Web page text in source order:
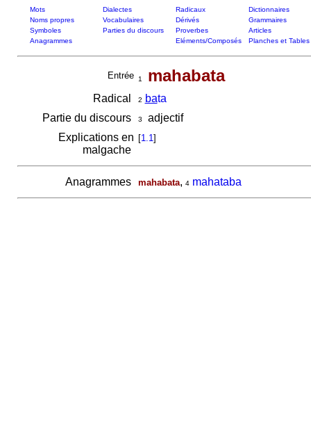
Mots Dialectes Radicaux
Dictionnaires
Noms propres
Vocabulaires Dérivés
Grammaires
Symboles
Parties du discours Proverbes
Articles
Anagrammes
Eléments/Composés Planches et Tables
Entrée 1 mahabata
Radical 2 bata
Partie du discours
3
adjectif
Explications en
malgache
[1.1]
Anagrammes mahabata, 4 mahataba